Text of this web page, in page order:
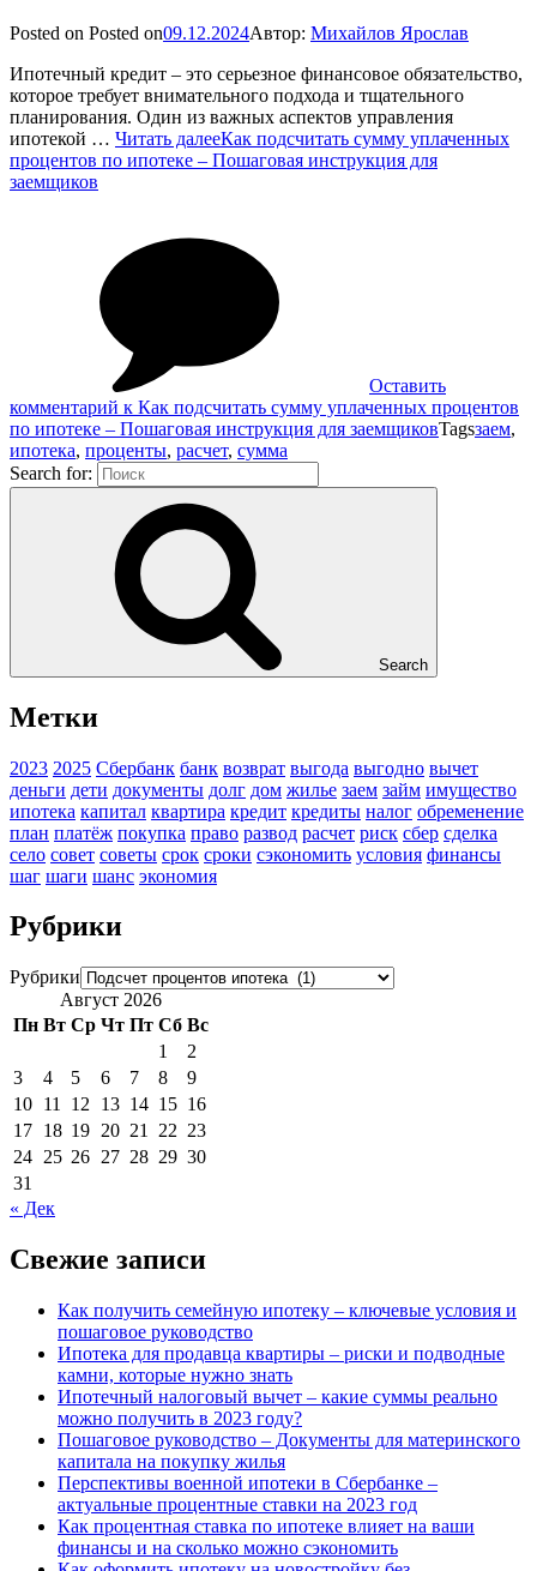
Posted on Posted on09.12.2024Автор: Михайлов Ярослав
Ипотечный кредит – это серьезное финансовое обязательство,
которое требует внимательного подхода и тщательного
планирования. Один из важных аспектов управления
ипотекой … Читать далееКак подсчитать сумму уплаченных
процентов по ипотеке – Пошаговая инструкция для
заемщиков
Оставить
комментарий к Как подсчитать сумму уплаченных процентов
по ипотеке – Пошаговая инструкция для заемщиковTagsзаем,
ипотека, проценты, расчет, сумма
Search for:
Search
Метки
2023 2025 Сбербанк банк возврат выгода выгодно вычет
деньги дети документы долг дом жилье заем займ имущество
ипотека капитал квартира кредит кредиты налог обременение
план платёж покупка право развод расчет риск сбер сделка
село совет советы срок сроки сэкономить условия финансы
шаг шаги шанс экономия
Рубрики
Рубрики
Август 2026
Пн Вт Ср Чт Пт Сб Вс
1
2
3
4 5 6 7 8
9
10 11 12 13 14 15 16
17 18 19 20 21 22 23
24 25 26 27 28 29 30
31
« Дек
Свежие записи
Как получить семейную ипотеку – ключевые условия и
пошаговое руководство
Ипотека для продавца квартиры – риски и подводные
камни, которые нужно знать
Ипотечный налоговый вычет – какие суммы реально
можно получить в 2023 году?
Пошаговое руководство – Документы для материнского
капитала на покупку жилья
Перспективы военной ипотеки в Сбербанке –
актуальные процентные ставки на 2023 год
Как процентная ставка по ипотеке влияет на ваши
финансы и на сколько можно сэкономить